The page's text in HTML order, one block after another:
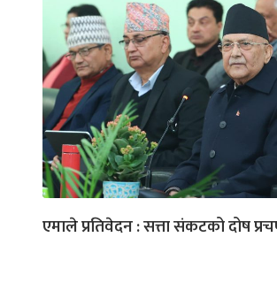
एमाले प्रतिवेदन : सत्ता संकटको दोष